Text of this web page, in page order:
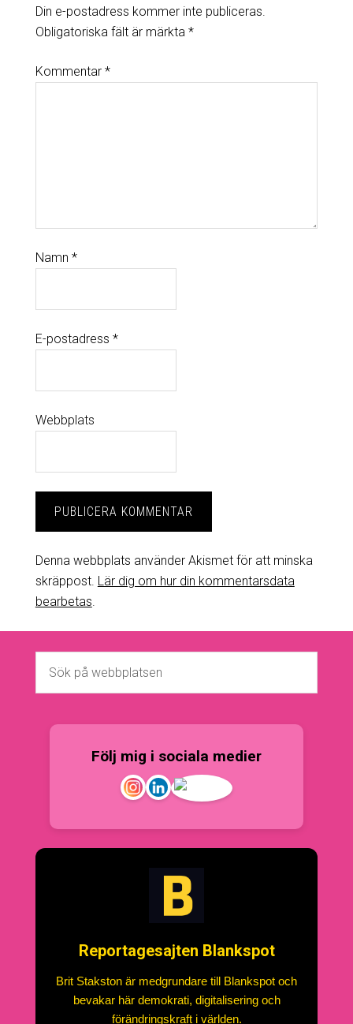
Din e-postadress kommer inte publiceras.
Obligatoriska fält är märkta *
Kommentar *
Namn *
E-postadress *
Webbplats
Denna webbplats använder Akismet för att minska
skräppost. Lär dig om hur din kommentarsdata
bearbetas
Följ mig i sociala medier
Reportagesajten Blankspot
Brit Stakston är medgrundare till Blankspot och
bevakar här demokrati, digitalisering och
förändringskraft i världen.